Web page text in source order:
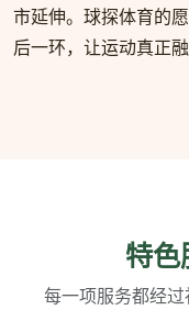
市延伸。球探体育的
后一环，让运动真正
特色
每一项服务都经